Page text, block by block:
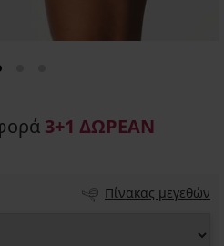
3+1 ΔΩΡΕΑΝ
Πίνακας μεγεθών